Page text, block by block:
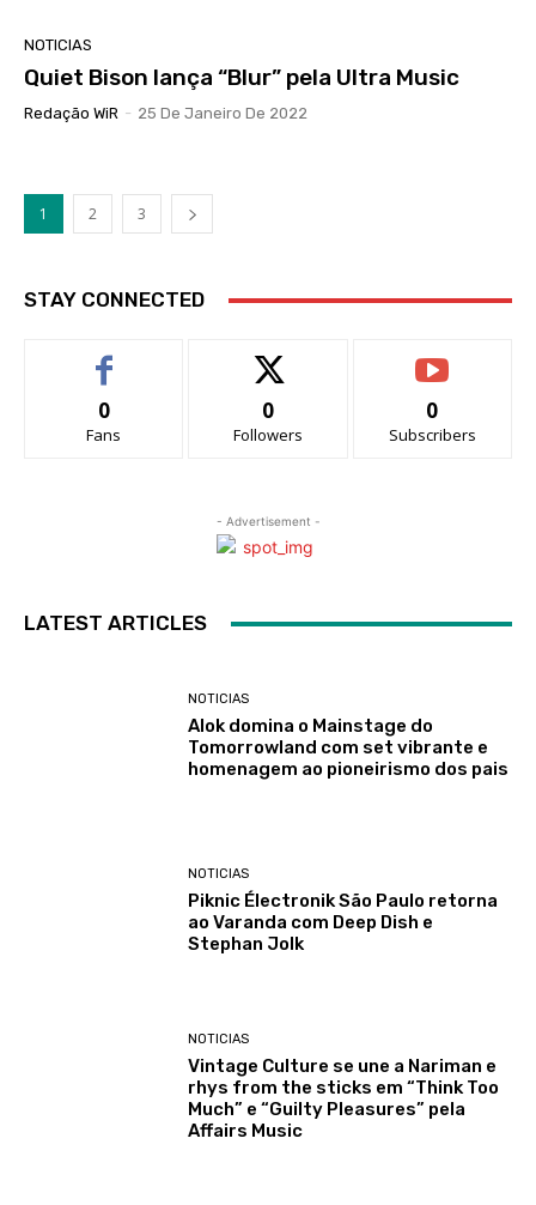
NOTICIAS
Quiet Bison lança “Blur” pela Ultra Music
Redação WiR - 25 De Janeiro De 2022
1 2 3
STAY CONNECTED
0
Fans
0
Followers
0
Subscribers
- Advertisement -
LATEST ARTICLES
NOTICIAS
Alok domina o Mainstage do
Tomorrowland com set vibrante e
homenagem ao pioneirismo dos pais
NOTICIAS
Piknic Électronik São Paulo retorna
ao Varanda com Deep Dish e
Stephan Jolk
NOTICIAS
Vintage Culture se une a Nariman e
rhys from the sticks em “Think Too
Much” e “Guilty Pleasures” pela
Affairs Music